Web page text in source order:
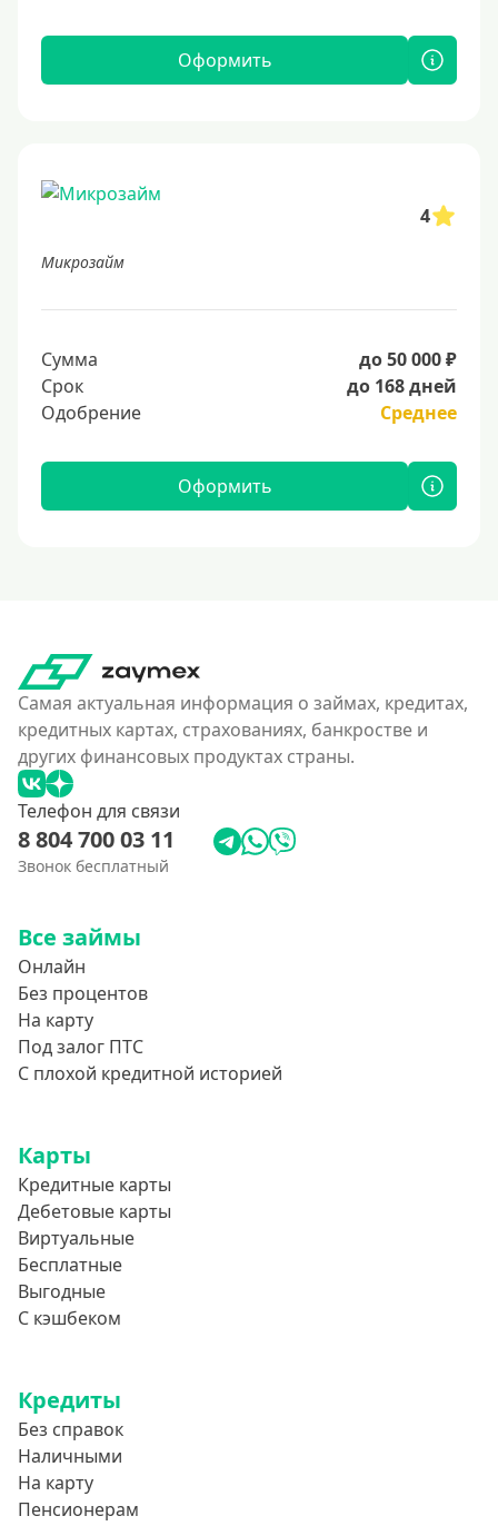
Оформить
4
Микрозайм
Сумма
до 50 000 ₽
Срок
до 168 дней
Одобрение
Среднее
Оформить
Самая актуальная информация о займах, кредитах,
кредитных картах, страхованиях, банкростве и
других финансовых продуктах страны.
Телефон для связи
8 804 700 03 11
Звонок бесплатный
Все займы
Онлайн
Без процентов
На карту
Под залог ПТС
С плохой кредитной историей
Карты
Кредитные карты
Дебетовые карты
Виртуальные
Бесплатные
Выгодные
С кэшбеком
Кредиты
Без справок
Наличными
На карту
Пенсионерам